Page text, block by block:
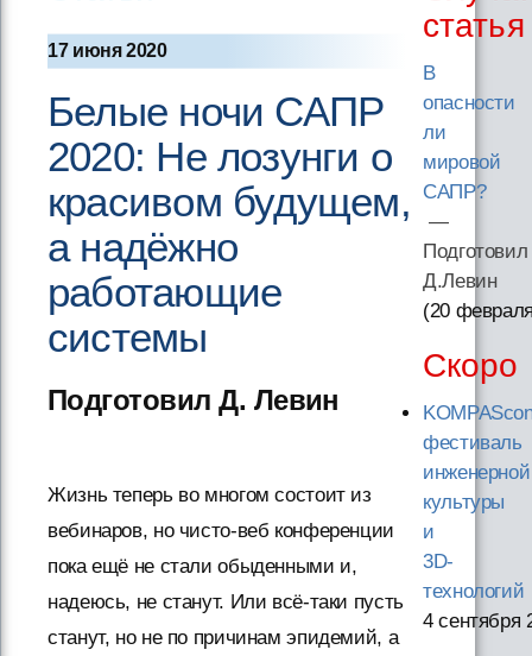
17 июня 2020
Белые ночи САПР
2020: Не лозунги о
красивом будущем,
а надёжно
работающие
системы
Подготовил Д. Левин
Жизнь теперь во многом состоит из
вебинаров, но чисто-веб конференции
пока ещё не стали обыденными и,
надеюсь, не станут. Или всё-таки пусть
станут, но не по причинам эпидемий, а
статья
В
опасности
ли
мировой
САПР?
—
Подготовил
Д.Левин
(20
Скоро
фестиваль
инженерной
культуры
и
3D-
технологий
4 сентября